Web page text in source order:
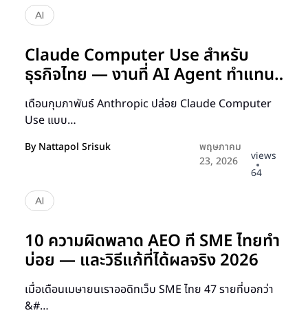
AI
Claude Computer Use สำหรับ
ธุรกิจไทย — งานที่ AI Agent ทำแทน
คนได้จริงแล้วในปี 2026
เดือนกุมภาพันธ์ Anthropic ปล่อย Claude Computer
Use แบบ…
ByNattapol Srisuk
พฤษภาคม
23, 2026
views
64
AI
10 ความผิดพลาด AEO ที่ SME ไทยทำ
บ่อย — และวิธีแก้ที่ได้ผลจริง 2026
เมื่อเดือนเมษายนเราออดิทเว็บ SME ไทย 47 รายที่บอกว่า
&#…